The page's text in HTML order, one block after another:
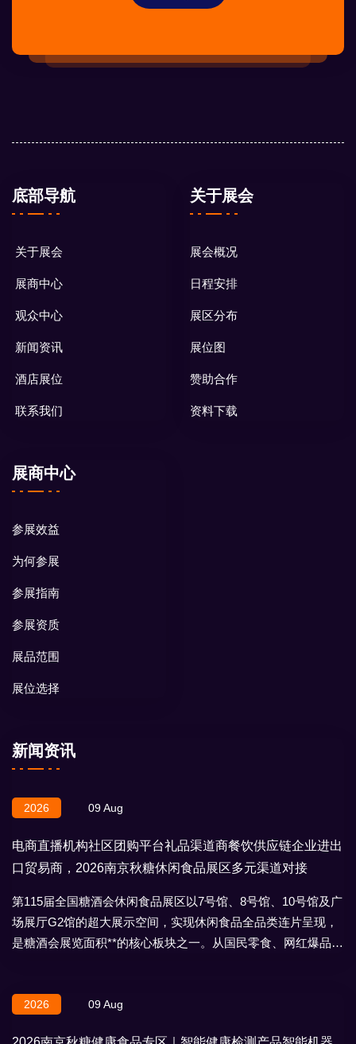
底部导航
关于展会
展商中心
观众中心
新闻资讯
酒店展位
联系我们
关于展会
展会概况
日程安排
展区分布
展位图
赞助合作
资料下载
展商中心
参展效益
为何参展
参展指南
参展资质
展品范围
展位选择
新闻资讯
2026 09 Aug
电商直播机构社区团购平台礼品渠道商餐饮供应链企业进出
口贸易商，2026南京秋糖休闲食品展区多元渠道对接
第115届全国糖酒会休闲食品展区以7号馆、8号馆、10号馆及广
场展厅G2馆的超大展示空间，实现休闲食品全品类连片呈现，
是糖酒会展览面积**的核心板块之一。从国民零食、网红爆品到
2026 09 Aug